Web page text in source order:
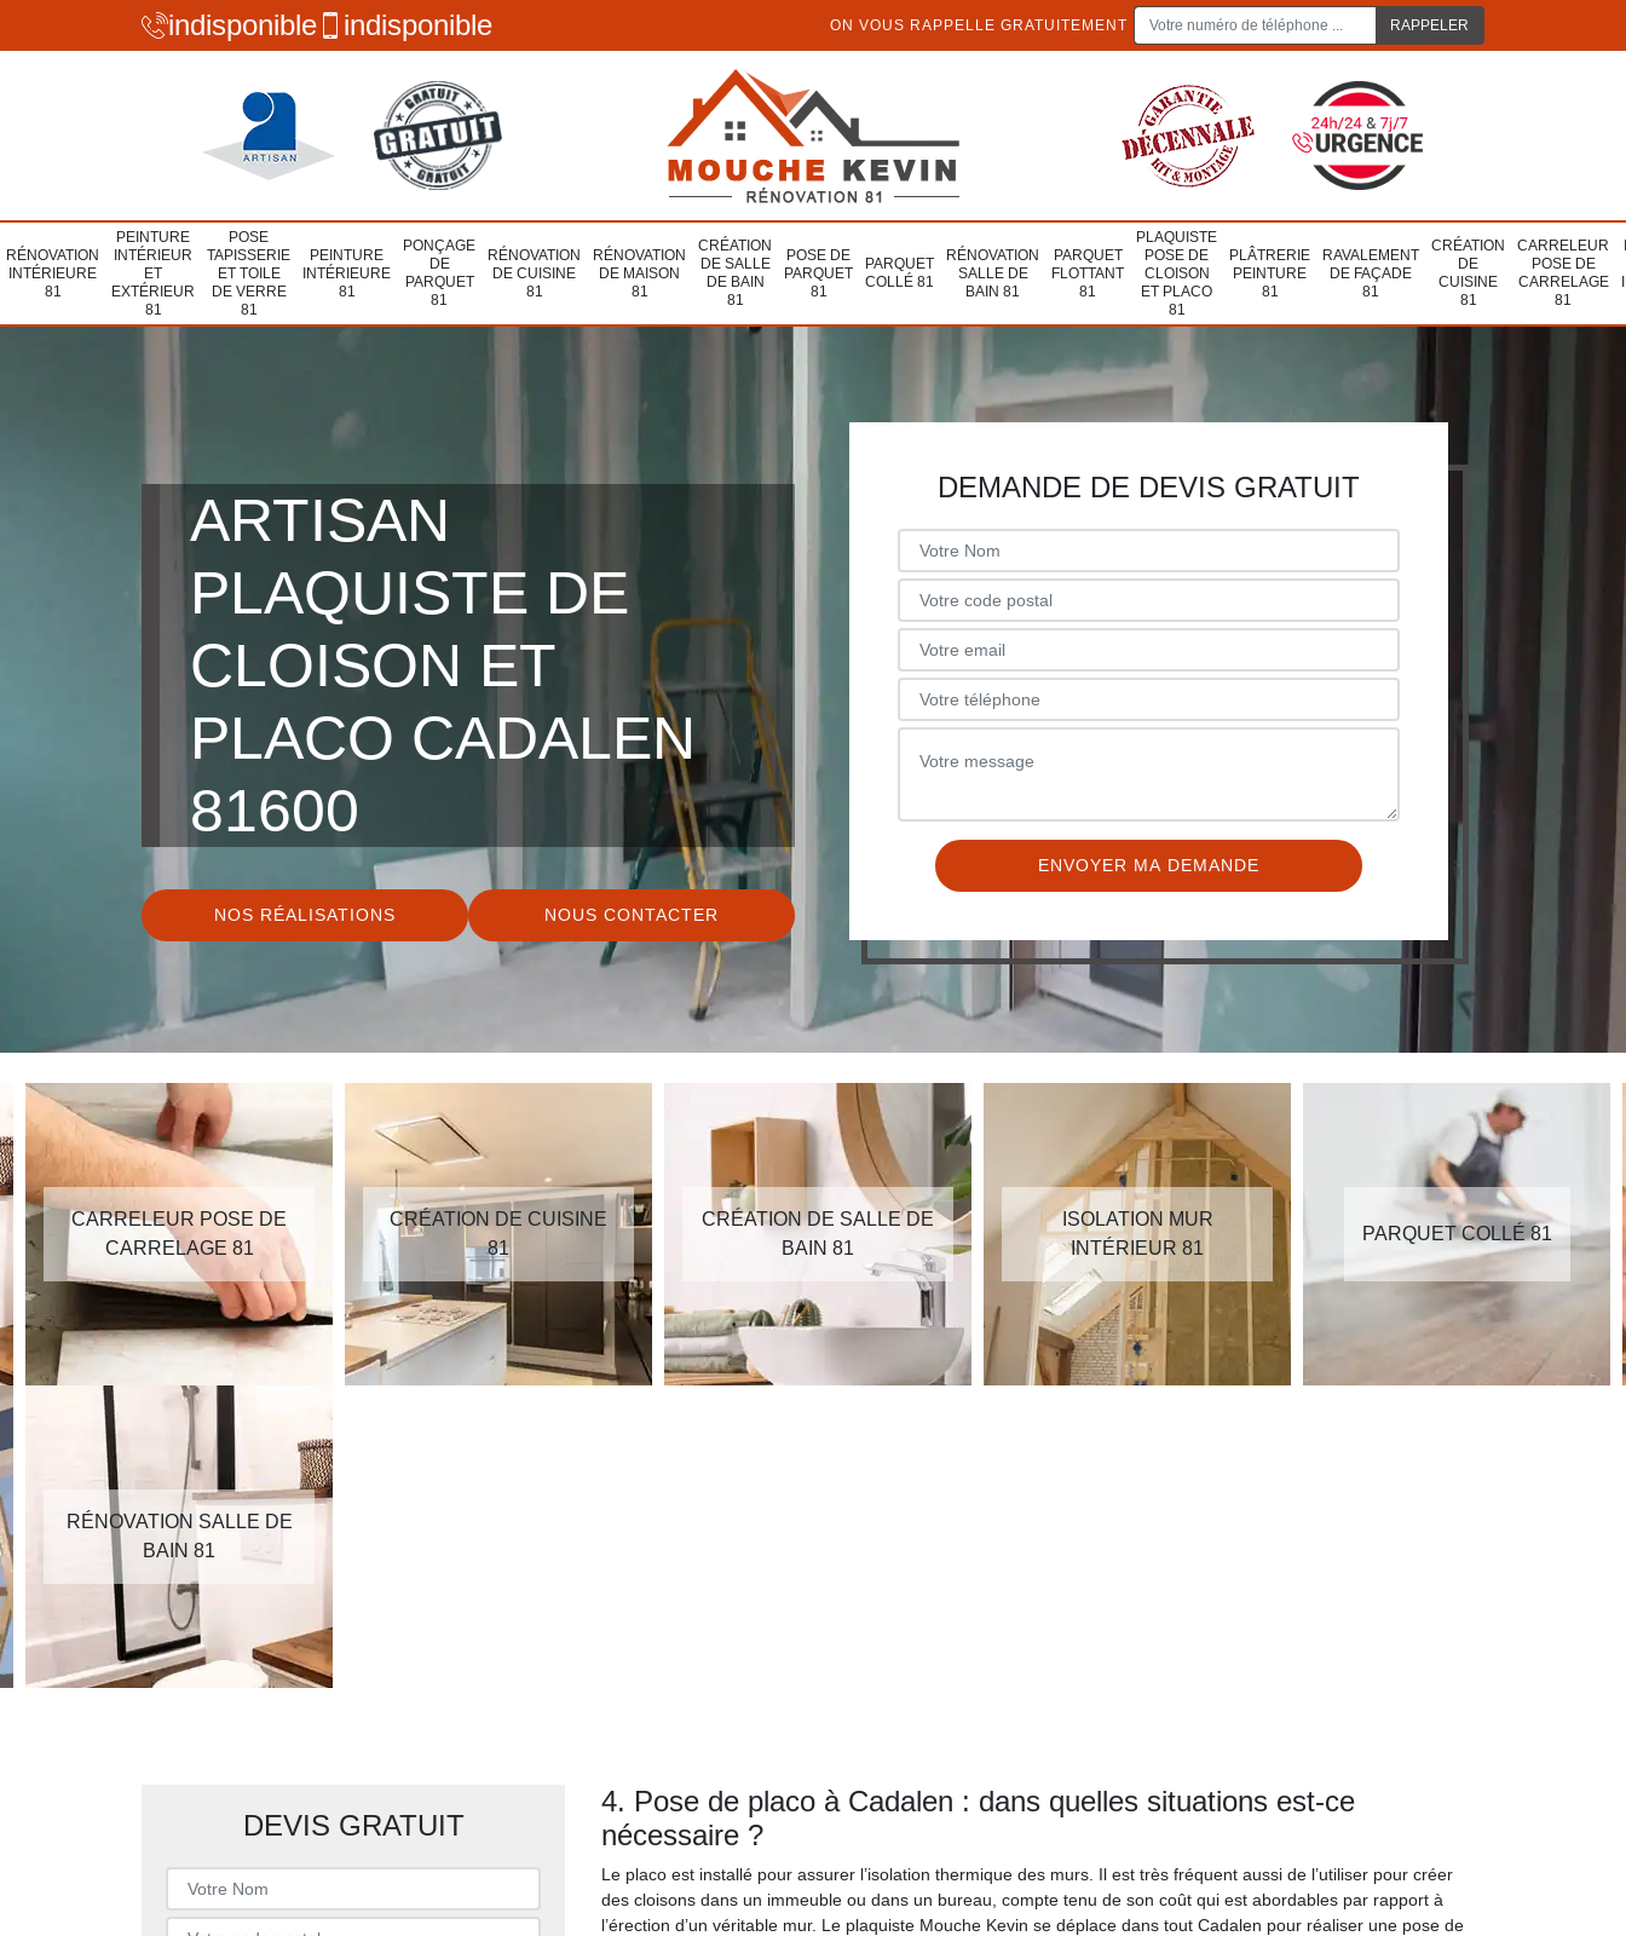
indisponible indisponible ON VOUS RAPPELLE GRATUITEMENT
RÉNOVATION
INTÉRIEURE
81
PEINTURE
INTÉRIEUR
ET
EXTÉRIEUR
81
POSE
TAPISSERIE
ET TOILE
DE VERRE
81
PEINTURE
INTÉRIEURE
81
PONÇAGE
DE
PARQUET
81
RÉNOVATION
DE CUISINE
81
RÉNOVATION
DE MAISON
81
CRÉATION
DE SALLE
DE BAIN
81
POSE DE
PARQUET
81
PARQUET
COLLÉ 81
RÉNOVATION
SALLE DE
BAIN 81
PARQUET
FLOTTANT
81
PLAQUISTE
POSE DE
CLOISON
ET PLACO
81
PLÂTRERIE
PEINTURE
81
RAVALEMENT
DE FAÇADE
81
CRÉATION
DE
CUISINE
81
CARRELEUR
POSE DE
CARRELAGE
81
ARTISAN
PLAQUISTE DE
CLOISON ET
PLACO CADALEN
81600
NOS RÉALISATIONS NOUS CONTACTER
DEMANDE DE DEVIS GRATUIT
CARRELEUR POSE DE
CARRELAGE 81
CRÉATION DE CUISINE
81
CRÉATION DE SALLE DE
BAIN 81
ISOLATION MUR
INTÉRIEUR 81
PARQUET COLLÉ 81
RÉNOVATION SALLE DE
BAIN 81
DEVIS GRATUIT
4. Pose de placo à Cadalen : dans quelles situations est-ce
nécessaire ?
Le placo est installé pour assurer l’isolation thermique des murs. Il est très fréquent aussi de l’utiliser pour créer
des cloisons dans un immeuble ou dans un bureau, compte tenu de son coût qui est abordables par rapport à
l’érection d’un véritable mur. Le plaquiste Mouche Kevin se déplace dans tout Cadalen pour réaliser une pose de